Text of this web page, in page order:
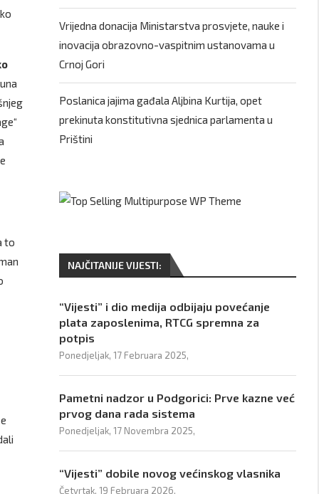
to
Vrijedna donacija Ministarstva prosvjete, nauke i
inovacija obrazovno-vaspitnim ustanovama u
Crnoj Gori
Poslanica jajima gađala Aljbina Kurtija, opet
prekinuta konstitutivna sjednica parlamenta u
Prištini
NAJČITANIJE VIJESTI:
“Vijesti” i dio medija odbijaju povećanje
plata zaposlenima, RTCG spremna za
potpis
Ponedjeljak, 17 Februara 2025,
Pametni nadzor u Podgorici: Prve kazne već
prvog dana rada sistema
Ponedjeljak, 17 Novembra 2025,
“Vijesti” dobile novog većinskog vlasnika
Četvrtak, 19 Februara 2026,